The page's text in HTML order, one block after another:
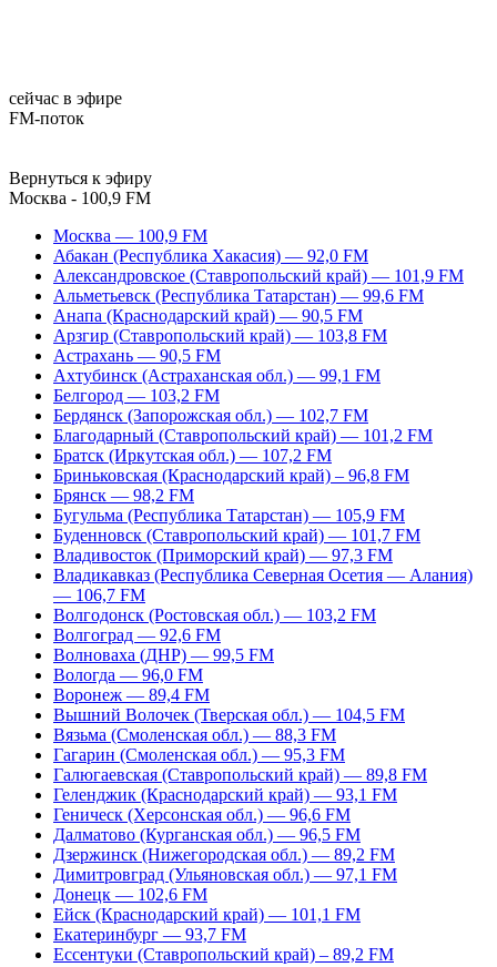
сейчас в эфире
FM-поток
Вернуться к эфиру
Москва - 100,9 FM
Москва — 100,9 FM
Абакан (Республика Хакасия) — 92,0 FM
Александровское (Ставропольский край) — 101,9 FM
Альметьевск (Республика Татарстан) — 99,6 FM
Анапа (Краснодарский край) — 90,5 FM
Арзгир (Ставропольский край) — 103,8 FM
Астрахань — 90,5 FM
Ахтубинск (Астраханская обл.) — 99,1 FM
Белгород — 103,2 FM
Бердянск (Запорожская обл.) — 102,7 FM
Благодарный (Ставропольский край) — 101,2 FM
Братск (Иркутская обл.) — 107,2 FM
Бриньковская (Краснодарский край) – 96,8 FM
Брянск — 98,2 FM
Бугульма (Республика Татарстан) — 105,9 FM
Буденновск (Ставропольский край) — 101,7 FM
Владивосток (Приморский край) — 97,3 FM
Владикавказ (Республика Северная Осетия — Алания)
— 106,7 FM
Волгодонск (Ростовская обл.) — 103,2 FM
Волгоград — 92,6 FM
Волноваха (ДНР) — 99,5 FM
Вологда — 96,0 FM
Воронеж — 89,4 FM
Вышний Волочек (Тверская обл.) — 104,5 FM
Вязьма (Смоленская обл.) — 88,3 FM
Гагарин (Смоленская обл.) — 95,3 FM
Галюгаевская (Ставропольский край) — 89,8 FM
Геленджик (Краснодарский край) — 93,1 FM
Геническ (Херсонская обл.) — 96,6 FM
Далматово (Курганская обл.) — 96,5 FM
Дзержинск (Нижегородская обл.) — 89,2 FM
Димитровград (Ульяновская обл.) — 97,1 FM
Донецк — 102,6 FM
Ейск (Краснодарский край) — 101,1 FM
Екатеринбург — 93,7 FM
Ессентуки (Ставропольский край) – 89,2 FM